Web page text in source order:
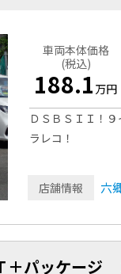
車両本体価格
(税込)
188.1 万円
ＤＳＢＳＩＩ！
ラレコ！
店舗情報 六
＋パッケー